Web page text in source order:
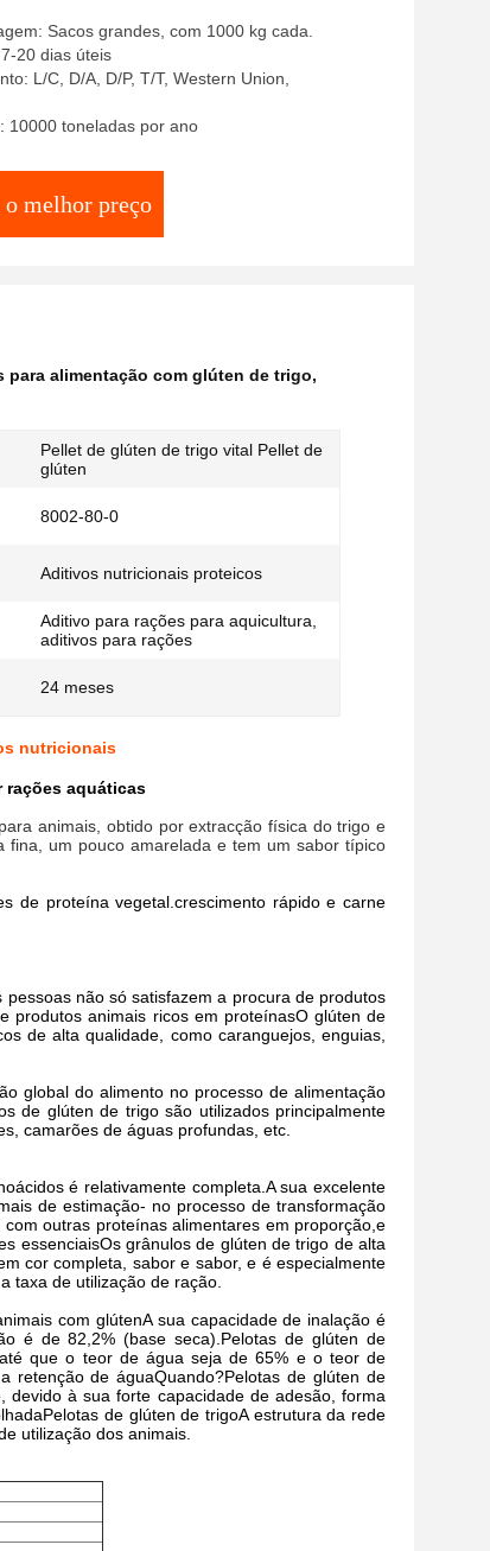
Sacos grandes, com 1000 kg cada.
20 dias úteis
L/C, D/A, D/P, T/T, Western Union,
10000 toneladas por ano
o melhor preço
para alimentação com glúten de trigo,
Pellet de glúten de trigo vital Pellet de
glúten
8002-80-0
Aditivos nutricionais proteicos
Aditivo para rações para aquicultura,
aditivos para rações
24 meses
nutricionais
rações aquáticas
animais, obtido por extracção física do trigo e
fina, um pouco amarelada e tem um sabor típico
de proteína vegetal.crescimento rápido e carne
não só satisfazem a procura de produtos
produtos animais ricos em proteínasO glúten de
de alta qualidade, como caranguejos, enguias,
global do alimento no processo de alimentação
de glúten de trigo são utilizados principalmente
camarões de águas profundas, etc.
é relativamente completa.A sua excelente
de estimação- no processo de transformação
outras proteínas alimentares em proporção,e
essenciaisOs grânulos de glúten de trigo de alta
cor completa, sabor e sabor, e é especialmente
taxa de utilização de ração.
com glútenA sua capacidade de inalação é
é de 82,2% (base seca). Pelotas de glúten de
que o teor de água seja de 65% e o teor de
retenção de águaQuando?Pelotas de glúten de
à sua forte capacidade de adesão, forma
Pelotas de glúten de trigoA estrutura da rede
utilização dos animais.